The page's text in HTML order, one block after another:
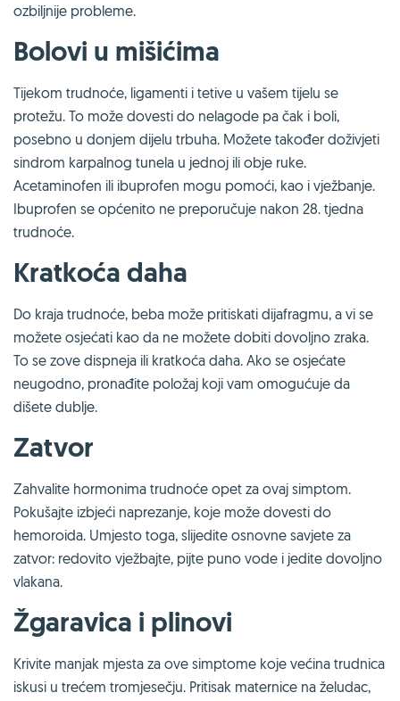
ozbiljnije probleme.
Bolovi u mišićima
Tijekom trudnoće, ligamenti i tetive u vašem tijelu se
protežu. To može dovesti do nelagode pa čak i boli,
posebno u donjem dijelu trbuha. Možete također doživjeti
sindrom karpalnog tunela u jednoj ili obje ruke.
Acetaminofen ili ibuprofen mogu pomoći, kao i vježbanje.
Ibuprofen se općenito ne preporučuje nakon 28. tjedna
trudnoće.
Kratkoća daha
Do kraja trudnoće, beba može pritiskati dijafragmu, a vi se
možete osjećati kao da ne možete dobiti dovoljno zraka.
To se zove dispneja ili kratkoća daha. Ako se osjećate
neugodno, pronađite položaj koji vam omogućuje da
dišete dublje.
Zatvor
Zahvalite hormonima trudnoće opet za ovaj simptom.
Pokušajte izbjeći naprezanje, koje može dovesti do
hemoroida. Umjesto toga, slijedite osnovne savjete za
zatvor: redovito vježbajte, pijte puno vode i jedite dovoljno
vlakana.
Žgaravica i plinovi
Krivite manjak mjesta za ove simptome koje većina trudnica
iskusi u trećem tromjesečju. Pritisak maternice na želudac,